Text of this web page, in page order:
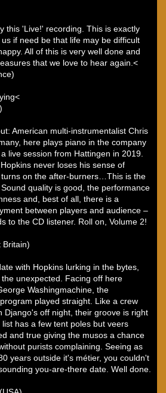
this 'Live!' recording. This is exactly
if need be that life may be difficult
All of this is very well done and
that we love to hear again.<
American multi-instrumentalist Chris
here plays piano in the company
live session from Hattingen in 2019.
never loses his sense of
turns on the after-burners…This is the
Sound quality is good, the performance
and, best of all, there is a
between players and audience –
to the CD listener. Roll on, Volume 2!
Britain)
with Hopkins lurking in the bytes,
unexpected. Facing off here
Washingmachine, the
played straight. Like a crew
Django's off night, their groove is right
has a few tent poles but veers
and true giving the musos a chance
purists complaining. Seeing as
years outside it's métier, you couldn't
you-are-there date. Well done.